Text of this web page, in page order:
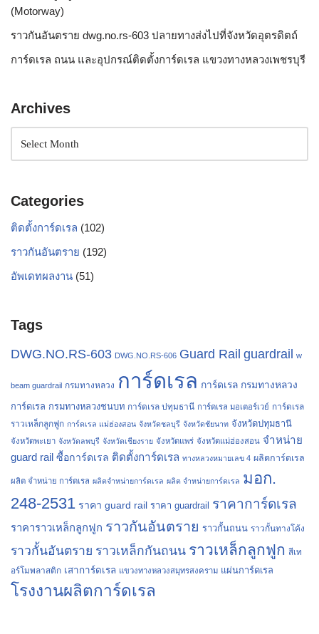
(Motorway)
ราวกันอันตราย dwg.no.rs-603 ปลายทางส่งไปที่จังหวัดอุตรดิตถ์
การ์ดเรล ถนน และอุปกรณ์ติดตั้งการ์ดเรล แขวงทางหลวงเพชรบุรี
Archives
Categories
ติดตั้งการ์ดเรล (102)
ราวกันอันตราย (192)
อัพเดทผลงาน (51)
Tags
DWG.NO.RS-603 DWG.NO.RS-606 Guard Rail guardrail w
beam guardrail กรมทางหลวง การ์ดเรล การ์ดเรล กรมทางหลวง
การ์ดเรล กรมทางหลวงชนบท การ์ดเรล ปทุมธานี การ์ดเรล มอเตอร์เวย์ การ์ดเรล
ราวเหล็กลูกฟูก การ์ดเรล แม่ฮ่องสอน จังหวัดชลบุรี จังหวัดชัยนาท จังหวัดปทุมธานี
จังหวัดพะเยา จังหวัดลพบุรี จังหวัดเชียงราย จังหวัดแพร่ จังหวัดแม่ฮ่องสอน จำหน่าย
guard rail ซื้อการ์ดเรล ติดตั้งการ์ดเรล ทางหลวงหมายเลข 4 ผลิตการ์ดเรล
ผลิต จำหน่าย การ์ดเรล ผลิตจำหน่ายการ์ดเรล ผลิต จำหน่ายการ์ดเรล มอก.
248-2531 ราคา guard rail ราคา guardrail ราคาการ์ดเรล
ราคาราวเหล็กลูกฟูก ราวกันอันตราย ราวกั้นถนน ราวกั้นทางโค้ง
ราวกั้นอันตราย ราวเหล็กกันถนน ราวเหล็กลูกฟูก สีเท
อร์โมพลาสติก เสาการ์ดเรล แขวงทางหลวงสมุทรสงคราม แผ่นการ์ดเรล
โรงงานผลิตการ์ดเรล